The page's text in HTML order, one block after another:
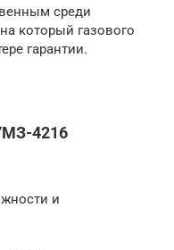
среди
который газового
гарантии.
4216
и